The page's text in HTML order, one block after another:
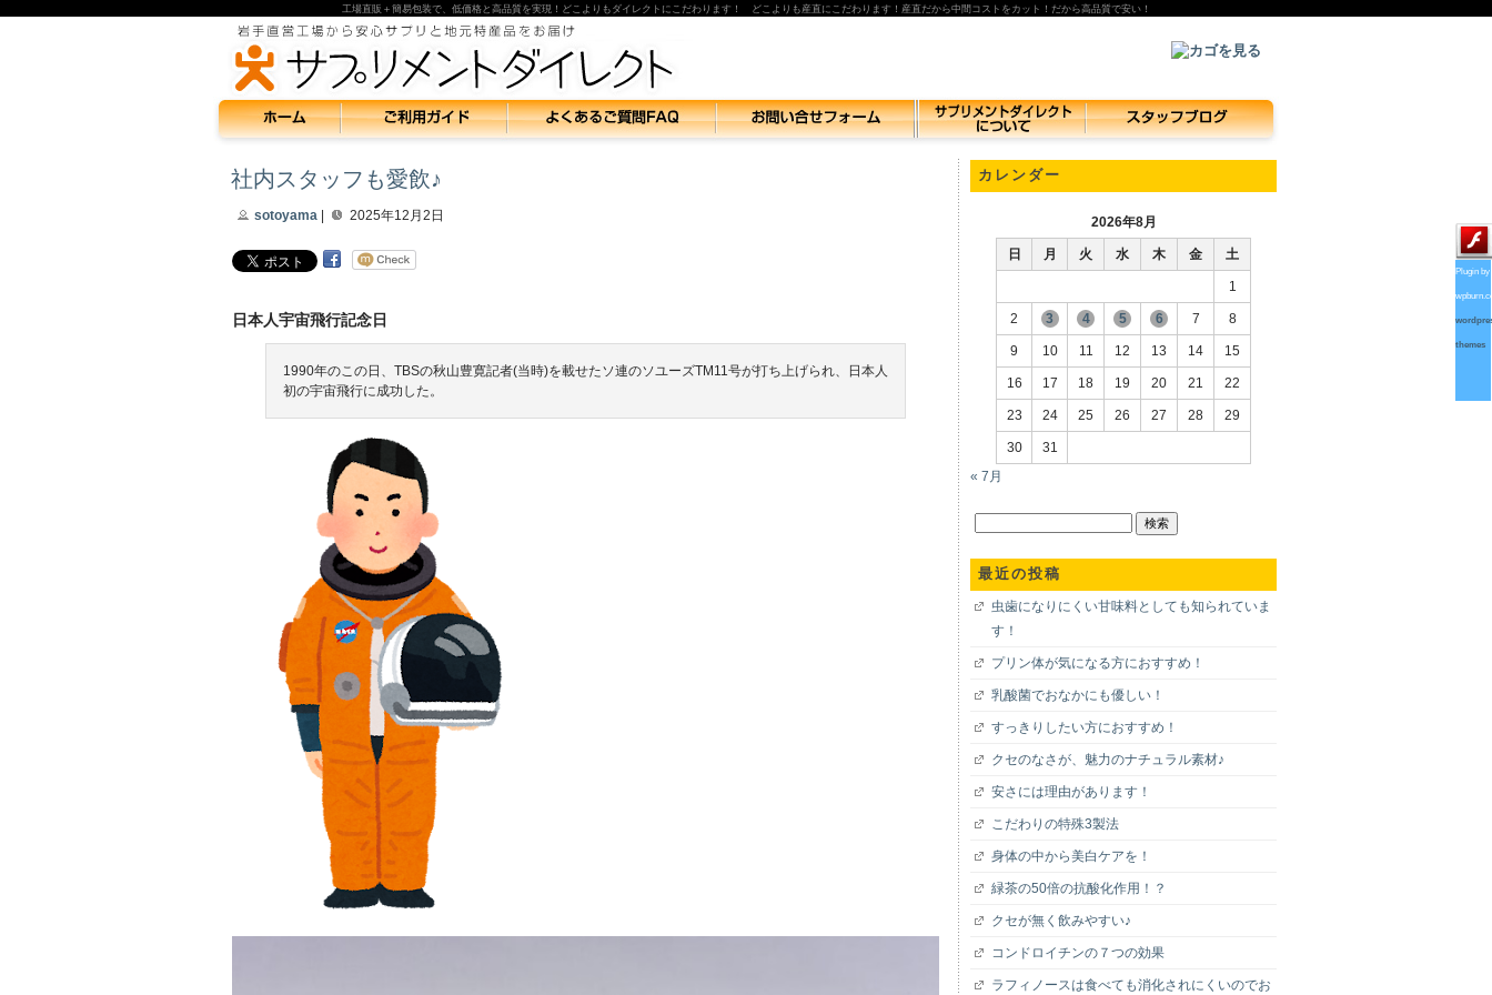
工場直販＋簡易包装で、低価格と高品質を実現！どこよりもダイレクトにこだわります！ どこよりも産直にこだわります！産直だから中間コストをカット！だから高品質で安い！
社内スタッフも愛飲♪
sotoyama 2025年12月2日
日本人宇宙飛行記念日
1990年のこの日、TBSの秋山豊寛記者(当時)を載せたソ連のソユーズTM11号が打ち上げられ、日本人
初の宇宙飛行に成功した。
カレンダー
2026年8月
日 月 火 水 木 金 土
1
2 3 4 5 6 7 8
9 10 11 12 13 14 15
16 17 18 19 20 21 22
23 24 25 26 27 28 29
30
31
« 7月
最近の投稿
虫歯になりにくい甘味料としても知られていま
す！
プリン体が気になる方におすすめ！
乳酸菌でおなかにも優しい！
すっきりしたい方におすすめ！
クセのなさが、魅力のナチュラル素材♪
安さには理由があります！
こだわりの特殊3製法
身体の中から美白ケアを！
緑茶の50倍の抗酸化作用！？
クセが無く飲みやすい♪
コンドロイチンの７つの効果
ラフィノースは食べても消化されにくいのでお
Plugin by
themes